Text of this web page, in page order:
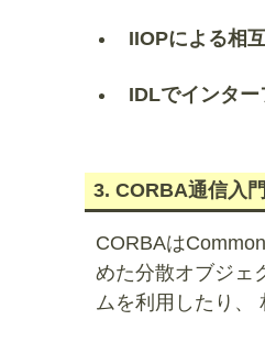
IIOPによる相
IDLでインタ
3. CORBA通信入
CORBAは
めた分散オブジェ
ムを利用したり、